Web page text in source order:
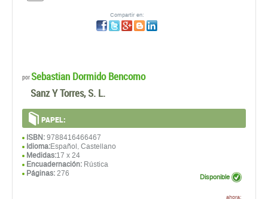
Compartir en:
por Sebastian Dormido Bencomo
Sanz Y Torres, S. L.
PAPEL:
ISBN: 9788416466467
Idioma:Español, Castellano
Medidas:17 x 24
Encuadernación: Rústica
Páginas: 276
ahora:
Disponible